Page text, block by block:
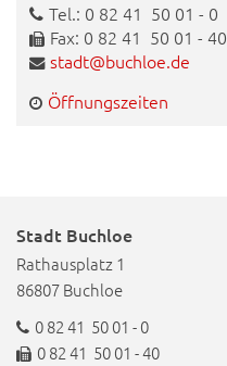
Tel.: 0 82 41 50 01 - 0
Fax: 0 82 41 50 01 - 40
stadt@buchloe.de
Öffnungszeiten
Stadt Buchloe
Rathausplatz 1
86807 Buchloe
0 82 41 50 01 - 0
0 82 41 50 01 - 40